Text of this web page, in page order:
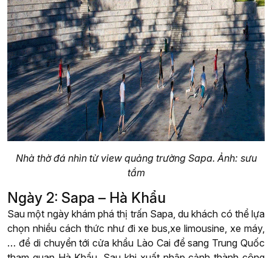
Nhà thờ đá nhìn từ view quảng trường Sapa. Ảnh: sưu
tầm
Ngày 2: Sapa – Hà Khẩu
Sau một ngày khám phá thị trấn Sapa, du khách có thể lựa
chọn nhiều cách thức như đi xe bus,xe limousine, xe máy,
… để di chuyển tới cửa khẩu Lào Cai để sang Trung Quốc